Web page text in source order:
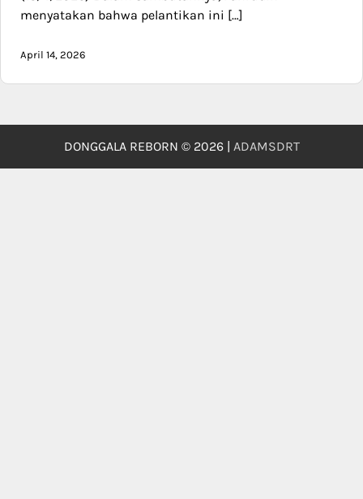
menyatakan bahwa pelantikan ini […]
April 14, 2026
DONGGALA REBORN © 2026 | ADAMSDRT